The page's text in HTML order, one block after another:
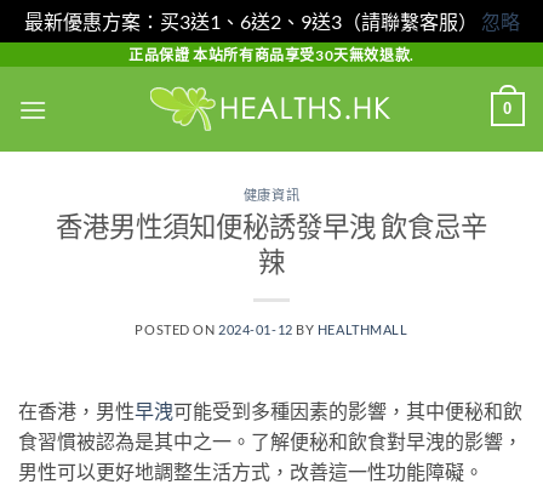
最新優惠方案：买3送1、6送2、9送3（請聯繫客服） 忽略
content
正品保證 本站所有商品享受30天無效退款.
0
健康資訊
香港男性須知便秘誘發早洩 飲食忌辛
辣
POSTED ON 2024-01-12 BY HEALTHMALL
在香港，男性早洩可能受到多種因素的影響，其中便秘和飲
食習慣被認為是其中之一。了解便秘和飲食對早洩的影響，
男性可以更好地調整生活方式，改善這一性功能障礙。